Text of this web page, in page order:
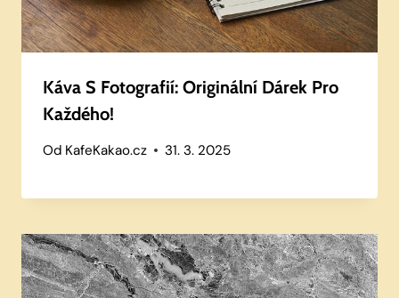
Káva S Fotografií: Originální Dárek Pro
Každého!
Od KafeKakao.cz 31. 3. 2025